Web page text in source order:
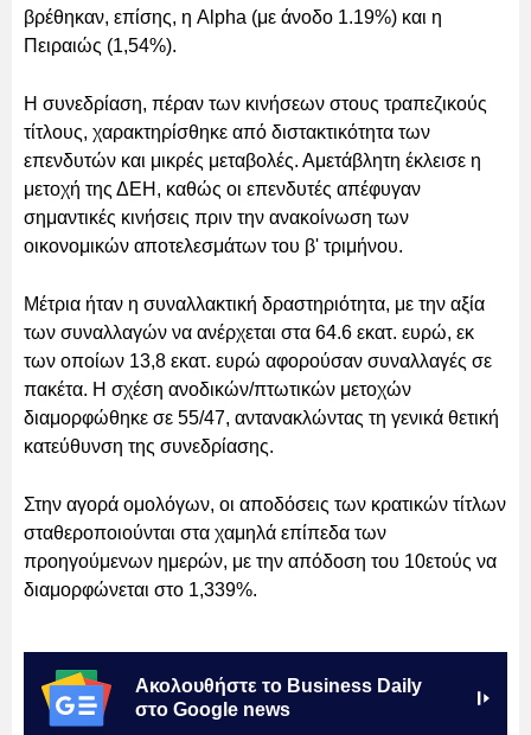
βρέθηκαν, επίσης, η Alpha (με άνοδο 1.19%) και η
Πειραιώς (1,54%).
Η συνεδρίαση, πέραν των κινήσεων στους τραπεζικούς
τίτλους, χαρακτηρίσθηκε από διστακτικότητα των
επενδυτών και μικρές μεταβολές. Αμετάβλητη έκλεισε η
μετοχή της ΔΕΗ, καθώς οι επενδυτές απέφυγαν
σημαντικές κινήσεις πριν την ανακοίνωση των
οικονομικών αποτελεσμάτων του β' τριμήνου.
Μέτρια ήταν η συναλλακτική δραστηριότητα, με την αξία
των συναλλαγών να ανέρχεται στα 64.6 εκατ. ευρώ, εκ
των οποίων 13,8 εκατ. ευρώ αφορούσαν συναλλαγές σε
πακέτα. Η σχέση ανοδικών/πτωτικών μετοχών
διαμορφώθηκε σε 55/47, αντανακλώντας τη γενικά θετική
κατεύθυνση της συνεδρίασης.
Στην αγορά ομολόγων, οι αποδόσεις των κρατικών τίτλων
σταθεροποιούνται στα χαμηλά επίπεδα των
προηγούμενων ημερών, με την απόδοση του 10ετούς να
διαμορφώνεται στο 1,339%.
Ακολουθήστε το Business Daily
στο Google news